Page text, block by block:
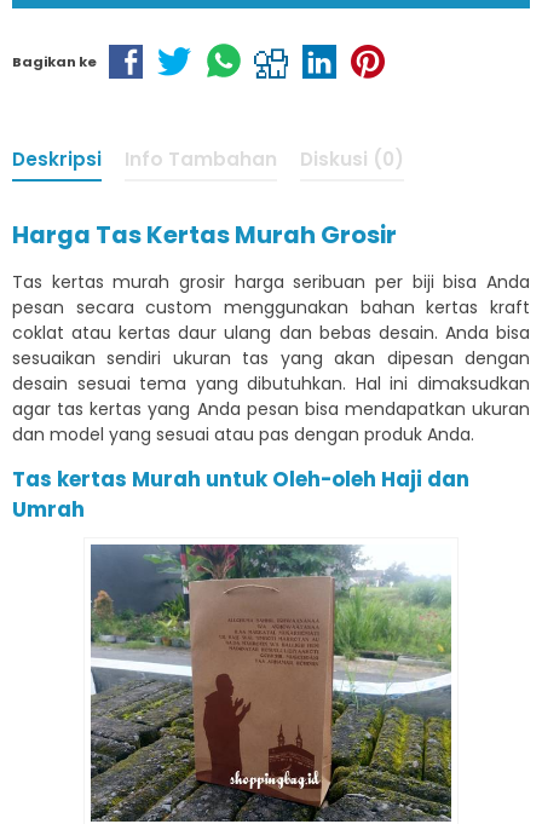
Bagikan ke
Deskripsi Info Tambahan Diskusi (0)
Harga Tas Kertas Murah Grosir
Tas kertas murah grosir harga seribuan per biji bisa Anda
pesan secara custom menggunakan bahan kertas kraft
coklat atau kertas daur ulang dan bebas desain. Anda bisa
sesuaikan sendiri ukuran tas yang akan dipesan dengan
desain sesuai tema yang dibutuhkan. Hal ini dimaksudkan
agar tas kertas yang Anda pesan bisa mendapatkan ukuran
dan model yang sesuai atau pas dengan produk Anda.
Tas kertas Murah untuk Oleh-oleh Haji dan
Umrah